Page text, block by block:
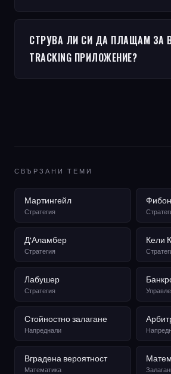
СТРУВА ЛИ СИ ДА ПЛАЩАМ ЗА
TRACKING ПРИЛОЖЕНИЕ?
СВЪРЗАНИ ТЕМИ
Мартингейл
Стратегия
Д'Аламбер
Стратегия
Кели
Лабушер
Стратегия
Стойностно залагане
Напреднали
Вградена вероятност
Математика